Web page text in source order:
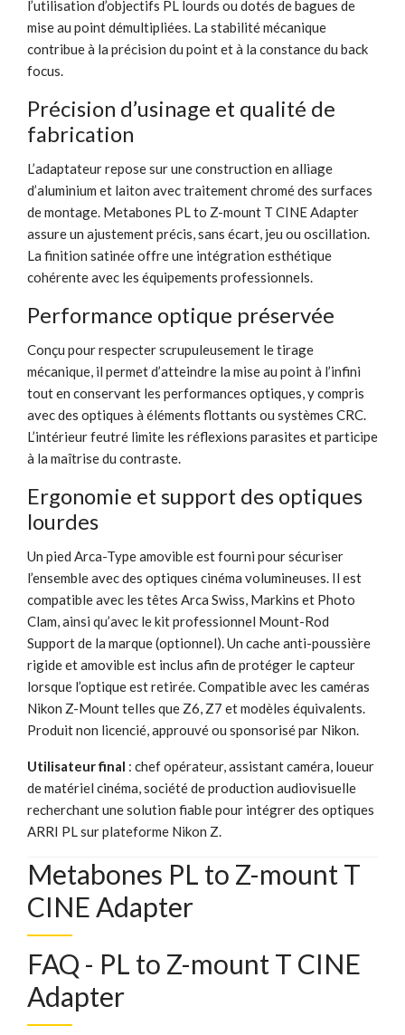
l’utilisation d’objectifs PL lourds ou dotés de bagues de
mise au point démultipliées. La stabilité mécanique
contribue à la précision du point et à la constance du back
focus.
Précision d’usinage et qualité de
fabrication
L’adaptateur repose sur une construction en alliage
d’aluminium et laiton avec traitement chromé des surfaces
de montage. Metabones PL to Z-mount T CINE Adapter
assure un ajustement précis, sans écart, jeu ou oscillation.
La finition satinée offre une intégration esthétique
cohérente avec les équipements professionnels.
Performance optique préservée
Conçu pour respecter scrupuleusement le tirage
mécanique, il permet d’atteindre la mise au point à l’infini
tout en conservant les performances optiques, y compris
avec des optiques à éléments flottants ou systèmes CRC.
L’intérieur feutré limite les réflexions parasites et participe
à la maîtrise du contraste.
Ergonomie et support des optiques
lourdes
Un pied Arca-Type amovible est fourni pour sécuriser
l’ensemble avec des optiques cinéma volumineuses. Il est
compatible avec les têtes Arca Swiss, Markins et Photo
Clam, ainsi qu’avec le kit professionnel Mount-Rod
Support de la marque (optionnel). Un cache anti-poussière
rigide et amovible est inclus afin de protéger le capteur
lorsque l’optique est retirée. Compatible avec les caméras
Nikon Z-Mount telles que Z6, Z7 et modèles équivalents.
Produit non licencié, approuvé ou sponsorisé par Nikon.
Utilisateur final : chef opérateur, assistant caméra, loueur
de matériel cinéma, société de production audiovisuelle
recherchant une solution fiable pour intégrer des optiques
ARRI PL sur plateforme Nikon Z.
Metabones PL to Z-mount T
CINE Adapter
FAQ - PL to Z-mount T CINE
Adapter